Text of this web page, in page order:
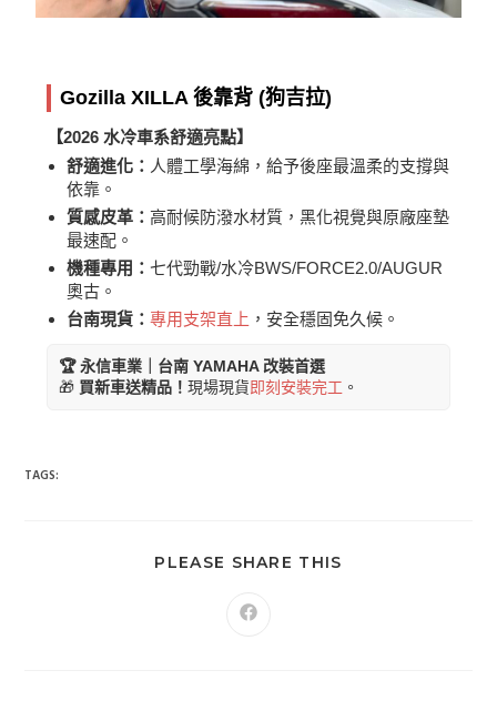
Gozilla XILLA 後靠背 (狗吉拉)
【2026 水冷車系舒適亮點】
舒適進化： 人體工學海綿，給予後座最溫柔的支撐與
依靠。
質感皮革：高耐候防潑水材質，黑化視覺與原廠座墊
最速配。
機種專用： 七代勁戰/水冷BWS/FORCE2.0/AUGUR
奧古。
台南現貨：專用支架直上 ，安全穩固免久候。
🏆 永信車業｜台南 YAMAHA 改裝首選
🎁 買新車送精品！現場現貨即刻安裝完工 。
TAGS:
PLEASE SHARE THIS